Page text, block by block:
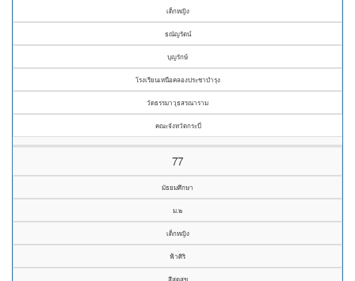
เด็กหญิง
ธณัญรัตน์
บุญรักษ์
โรงเรียนเหนือคลองประชาบำรุง
วัดธรรมาวุธสรณาราม
คณะจังหวัดกระบี่
77
มัธยมศึกษา
ม.๒
เด็กหญิง
ฟ้าศิริ
สีสดสุข